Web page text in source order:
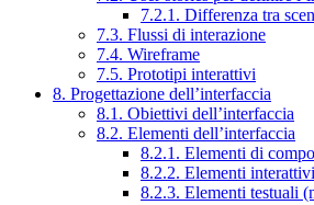
7.2.1. Differenza tra
7.3. Flussi di interazione
7.4. Wireframe
7.5. Prototipi interattivi
8. Progettazione dell’interfaccia
8.1. Obiettivi dell’interfaccia
8.2. Elementi dell’interfaccia
8.2.1. Elementi di
8.2.2. Elementi interattivi
8.2.3. Elementi testuali